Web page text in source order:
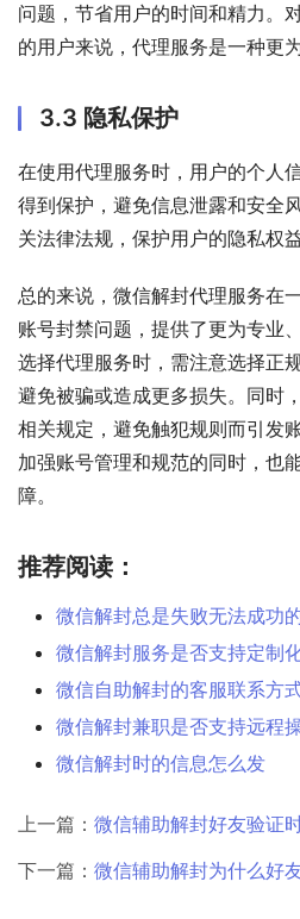
问题，节省用户的时间和精力。
的用户来说，代理服务是一种更
3.3 隐私保护
在使用代理服务时，用户的个人
得到保护，避免信息泄露和安全
关法律法规，保护用户的隐私权益
总的来说，微信解封代理服务在
账号封禁问题，提供了更为专业
选择代理服务时，需注意选择正
避免被骗或造成更多损失。同时
相关规定，避免触犯规则而引发
加强账号管理和规范的同时，也
障。
推荐阅读：
微信解封总是失败无法成功
微信解封服务是否支持定制
微信自助解封的客服联系方
微信解封兼职是否支持远程
微信解封时的信息怎么发
上一篇： 微信辅助解封好友验证时提
下一篇： 微信辅助解封为什么好